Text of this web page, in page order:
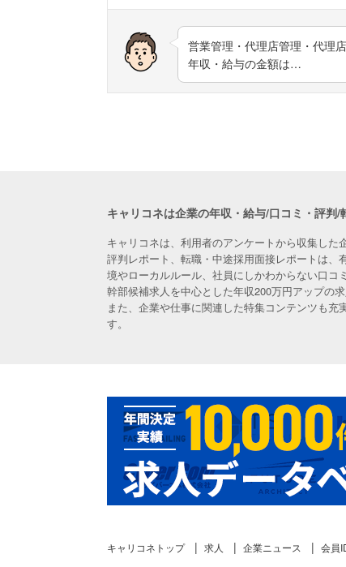
営業管理・代理店管理・代理
年収・給与の金額は…
キャリコネは企業の年収・給与/口コミ・評判
キャリコネは、利用者のアンケートから収集し
評判レポート、転職・中途採用面接レポートは
境やローカルルール、社員にしかわからない口コ
幹部候補求人を中心とした年収200万円アップの
また、企業や仕事に関連した特集コンテンツも
す。
キャリコネトップ 求人 企業ニュース 会員